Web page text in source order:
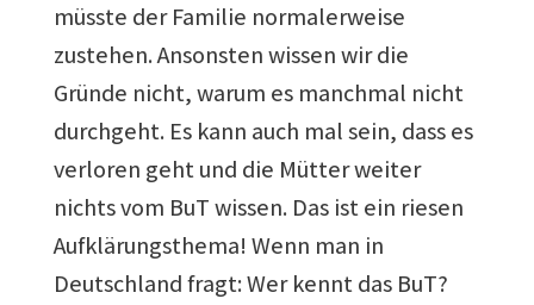
müsste der Familie normalerweise
zustehen. Ansonsten wissen wir die
Gründe nicht, warum es manchmal nicht
durchgeht. Es kann auch mal sein, dass es
verloren geht und die Mütter weiter
nichts vom BuT wissen. Das ist ein riesen
Aufklärungsthema! Wenn man in
Deutschland fragt: Wer kennt das BuT?